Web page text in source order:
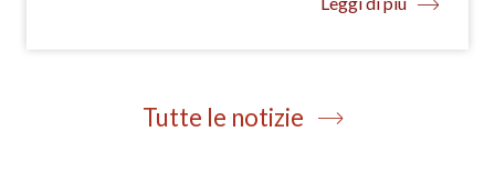
Tutte le notizie